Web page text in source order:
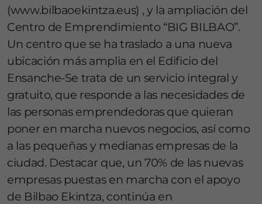
(www.bilbaoekintza.eus) , y la ampliación del
Centro de Emprendimiento “BIG BILBAO”.
Un centro que se ha traslado a una nueva
ubicación más amplia en el Edificio del
Ensanche-Se trata de un servicio integral y
gratuito, que responde a las necesidades de
las personas emprendedoras que quieran
poner en marcha nuevos negocios, así como
a las pequeñas y medianas empresas de la
ciudad. Destacar que, un 70% de las nuevas
empresas puestas en marcha con el apoyo
de Bilbao Ekintza, continúa en